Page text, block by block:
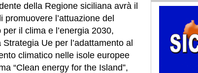
della Regione siciliana avrà il
promuovere l’attuazione del
per il clima e l’energia 2030,
Strategia Ue per l’adattamento al
climatico nelle isole europee
“Clean energy for the Island”,